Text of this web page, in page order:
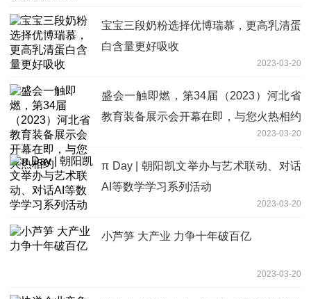
宝宝三段奶粉选择优博瑞慕，更高乳清蛋
白含量更好吸收
2023-03-20
盛会一触即燃，第34届（2023）河北省
教育装备展示会开幕在即，与您火热相约
2023-03-20
π Day | 朝阳凯文举办与艺术联动、对话
AI等数学学习系列活动
2023-03-20
小芦笋 大产业 力争十年破百亿
2023-03-20